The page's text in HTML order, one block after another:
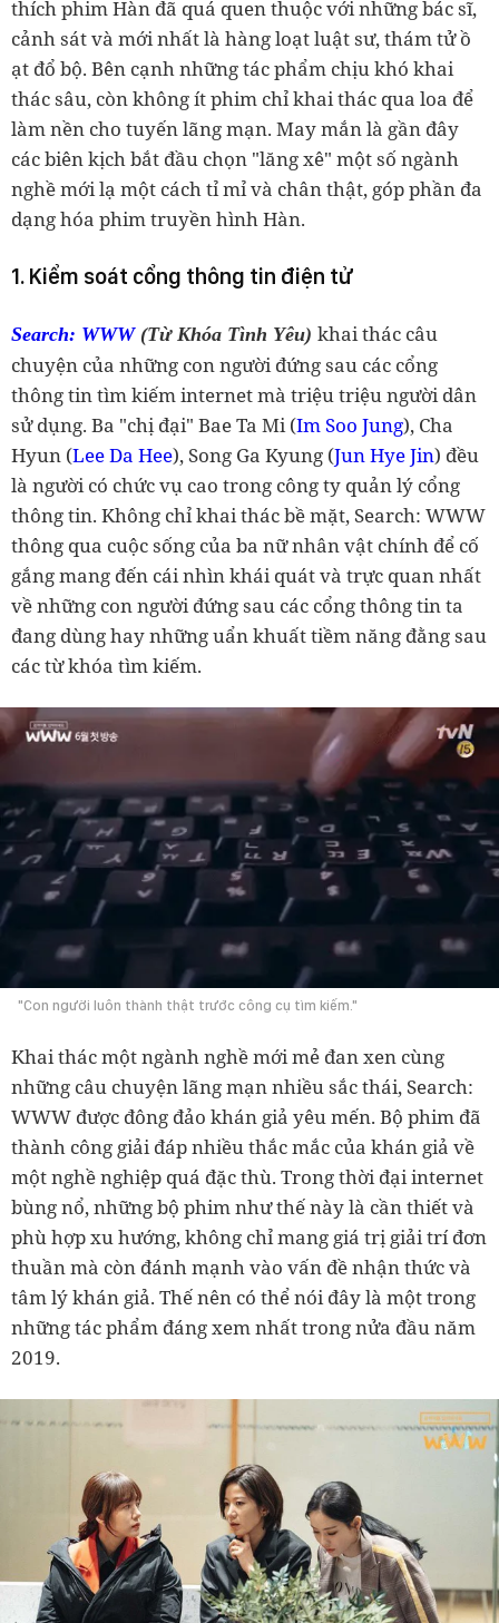
thích phim Hàn đã quá quen thuộc với những bác sĩ,
cảnh sát và mới nhất là hàng loạt luật sư, thám tử ồ
ạt đổ bộ. Bên cạnh những tác phẩm chịu khó khai
thác sâu, còn không ít phim chỉ khai thác qua loa để
làm nền cho tuyến lãng mạn. May mắn là gần đây
các biên kịch bắt đầu chọn "lăng xê" một số ngành
nghề mới lạ một cách tỉ mỉ và chân thật, góp phần đa
dạng hóa phim truyền hình Hàn.
1. Kiểm soát cổng thông tin điện tử
Search: WWW(Từ Khóa Tình Yêu) khai thác câu
chuyện của những con người đứng sau các cổng
thông tin tìm kiếm internet mà triệu triệu người dân
sử dụng. Ba "chị đại" Bae Ta Mi (Im Soo Jung), Cha
Hyun (Lee Da Hee), Song Ga Kyung (Jun Hye Jin) đều
là người có chức vụ cao trong công ty quản lý cổng
thông tin. Không chỉ khai thác bề mặt, Search: WWW
thông qua cuộc sống của ba nữ nhân vật chính để cố
gắng mang đến cái nhìn khái quát và trực quan nhất
về những con người đứng sau các cổng thông tin ta
đang dùng hay những uẩn khuất tiềm năng đằng sau
các từ khóa tìm kiếm.
"Con người luôn thành thật trước công cụ tìm kiếm."
Khai thác một ngành nghề mới mẻ đan xen cùng
những câu chuyện lãng mạn nhiều sắc thái, Search:
WWW được đông đảo khán giả yêu mến. Bộ phim đã
thành công giải đáp nhiều thắc mắc của khán giả về
một nghề nghiệp quá đặc thù. Trong thời đại internet
bùng nổ, những bộ phim như thế này là cần thiết và
phù hợp xu hướng, không chỉ mang giá trị giải trí đơn
thuần mà còn đánh mạnh vào vấn đề nhận thức và
tâm lý khán giả. Thế nên có thể nói đây là một trong
những tác phẩm đáng xem nhất trong nửa đầu năm
2019.